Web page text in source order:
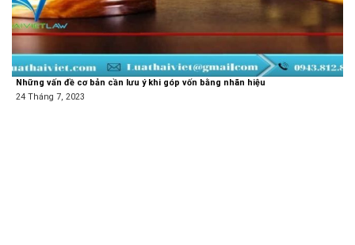
Những vấn đề cơ bản cần lưu ý khi góp vốn bằng nhãn hiệu
24 Tháng 7, 2023